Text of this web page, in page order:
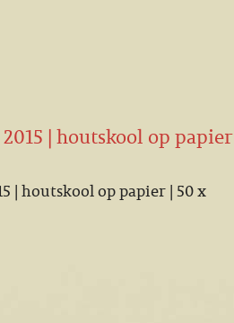
| houtskool op papier
| houtskool op papier | 50 x